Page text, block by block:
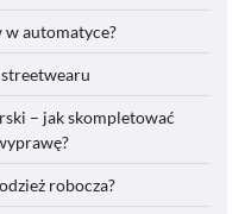
w automatyce?
– jak skompletować
robocza?